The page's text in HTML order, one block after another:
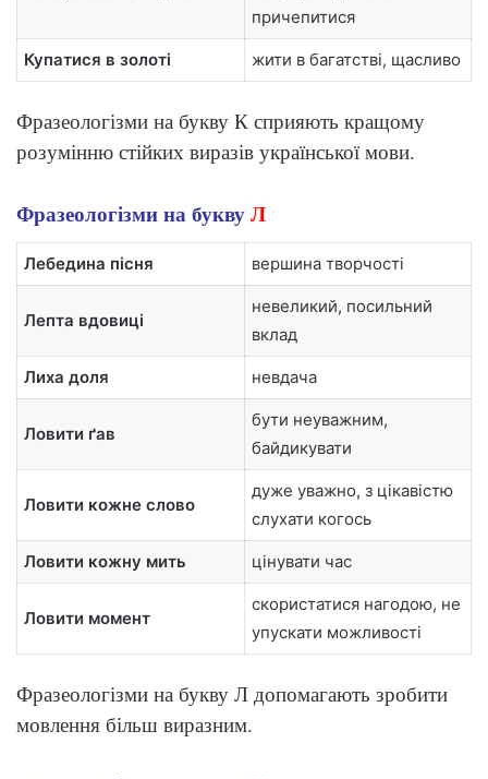
причепитися
Купатися в золоті жити в багатстві, щасливо
Фразеологізми на букву К сприяють кращому
розумінню стійких виразів української мови.
Фразеологізми на буквуЛ
Лебедина пісня вершина творчості
Лепта вдовиці
невеликий, посильний
вклад
Лиха доля невдача
Ловити ґав
бути неуважним,
байдикувати
Ловити кожне слово
дуже уважно, з цікавістю
слухати когось
Ловити кожну мить цінувати час
Ловити момент
скористатися нагодою, не
упускати можливості
Фразеологізми на букву Л допомагають зробити
мовлення більш виразним.